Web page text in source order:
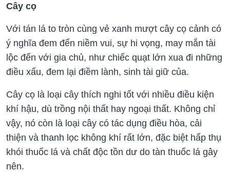
Cây cọ
Với tán lá to tròn cùng vẻ xanh mượt cây cọ cảnh có
ý nghĩa đem đến niềm vui, sự hi vọng, may mắn tài
lộc đến với gia chủ, như chiếc quạt lớn xua đi những
điều xấu, đem lại điềm lành, sinh tài giữ của.
Cây cọ là loại cây thích nghi tốt với nhiều điều kiện
khí hậu, dù trồng nội thất hay ngoại thất. Không chỉ
vậy, nó còn là loại cây có tác dụng điều hòa, cải
thiện và thanh lọc không khí rất lớn, đặc biệt hấp thụ
khói thuốc lá và chất độc tồn dư do tàn thuốc lá gây
nên.